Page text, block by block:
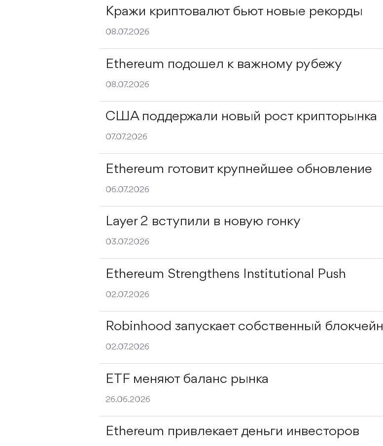
Кражи криптовалют бьют новые рекорды
08.07.2026
Ethereum подошел к важному рубежу
08.07.2026
США поддержали новый рост крипторынка
07.07.2026
Ethereum готовит крупнейшее обновление
06.07.2026
Layer 2 вступили в новую гонку
03.07.2026
Ethereum Strengthens Institutional Push
02.07.2026
Robinhood запускает собственный блокчейн
02.07.2026
ETF меняют баланс рынка
26.06.2026
Ethereum привлекает деньги инвесторов